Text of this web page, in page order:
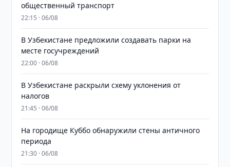
общественный транспорт
22:15 · 06/08
В Узбекистане предложили создавать парки на
месте госучреждений
22:00 · 06/08
В Узбекистане раскрыли схему уклонения от
налогов
21:45 · 06/08
На городище Куббо обнаружили стены античного
периода
21:30 · 06/08